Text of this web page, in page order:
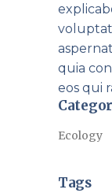
quia
eos qui
Ecology
Tags